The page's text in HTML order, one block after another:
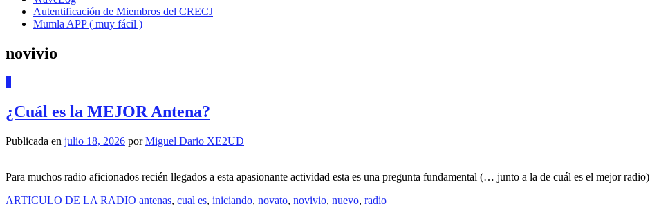
Autentificación de Miembros del CRECJ
Mumla APP ( muy fácil )
novivio
¿Cuál es la MEJOR Antena?
Publicada en julio 18, 2026 porMiguel Dario XE2UD
Para muchos radio aficionados recién llegados a esta apasionante actividad esta es una pregunta fundamental (… junto a la de cuál es el mejor radio)
ARTICULO DE LA RADIO antenas, cual es, iniciando, novato, novivio, nuevo, radio